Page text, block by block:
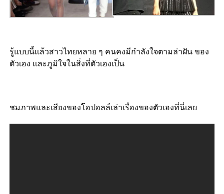
รู้แบบนี้แล้วสาวไทยหลาย ๆ คนคงมีกำลังใจตามล่าฝัน ของ
ตัวเอง และภูมิใจในสิ่งที่ตัวเองเป็น
ชมภาพและเสียงของโอปอลล์เล่าเรื่องของตัวเองที่นี่เลย